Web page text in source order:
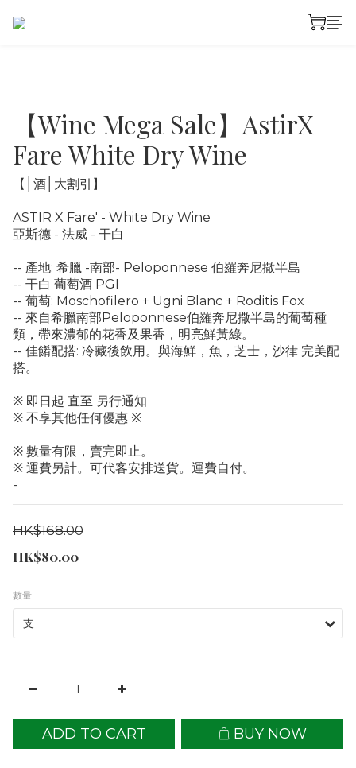
【Wine Mega Sale】AstirX
Fare White Dry Wine
【│酒│大割引】
ASTIR X Fare' - White Dry Wine
亞斯德 - 法威 - 干白
-- 產地: 希臘 -南部- Peloponnese 伯羅奔尼撒半島
-- 干白 葡萄酒 PGI
-- 葡萄: Moschofilero + Ugni Blanc + Roditis Fox
-- 來自希臘南部Peloponnese伯羅奔尼撒半島的葡萄種
類，帶來濃郁的花香及果香，明亮鮮黃綠。
-- 佳餚配搭: 冷藏後飲用。與海鮮，魚，芝士，沙律 完美配
搭。
※ 即日起 直至 另行通知
※ 不享其他任何優惠 ※
※ 數量有限，賣完即止。
※ 運費另計。可代客安排送貨。運費自付。
-
HK$168.00
HK$80.00
數量
ADD TO CART BUY NOW